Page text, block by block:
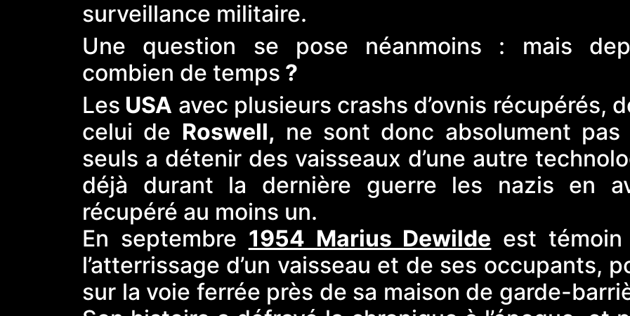
surveillance militaire.
Une question se pose néanmoins : mais
combien de temps ?
Les USA avec plusieurs crashs d’ovnis récupérés,
celui de Roswell, ne sont donc absolument pas
seuls a détenir des vaisseaux d’une autre
déjà durant la dernière guerre les nazis en
récupéré au moins un.
En septembre 1954 Marius Dewilde est
l’atterrissage d’un vaisseau et de ses occupants,
sur la voie ferrée près de sa maison de garde-